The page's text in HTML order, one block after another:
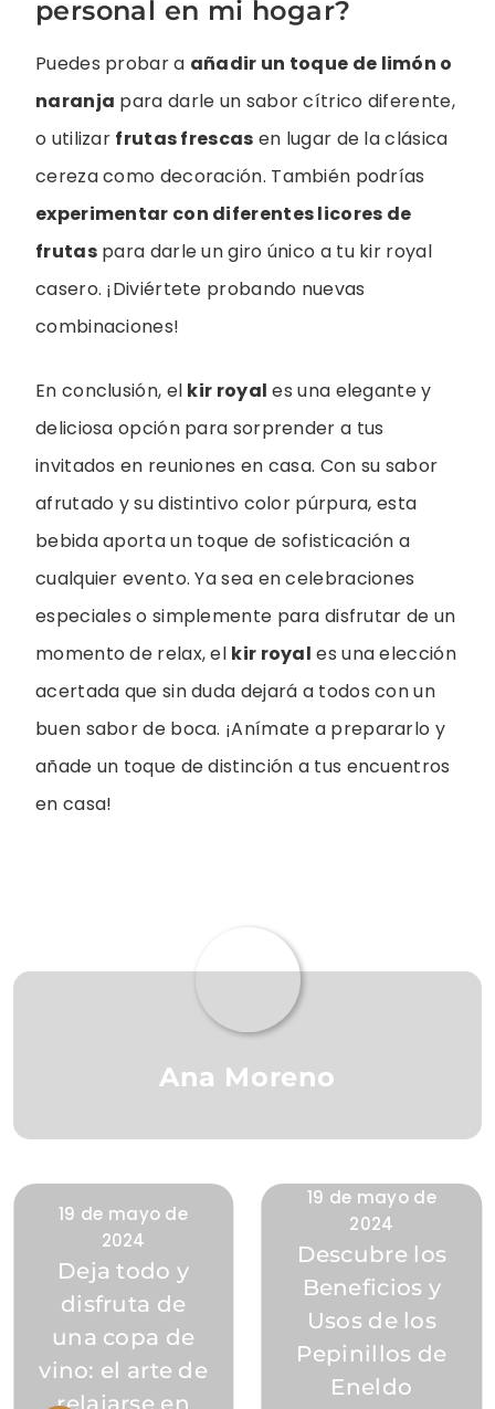
personal en mi hogar?
Puedes probar a añadir un toque de limón o
naranja para darle un sabor cítrico diferente,
o utilizar frutas frescas en lugar de la clásica
cereza como decoración. También podrías
experimentar con diferentes licores de
frutaspara darle un giro único a tu kir royal
casero. ¡Diviértete probando nuevas
combinaciones!
En conclusión, el kir royal es una elegante y
deliciosa opción para sorprender a tus
invitados en reuniones en casa. Con su sabor
afrutado y su distintivo color púrpura, esta
bebida aporta un toque de sofisticación a
cualquier evento. Ya sea en celebraciones
especiales o simplemente para disfrutar de un
momento de relax, el kir royal es una elección
acertada que sin duda dejará a todos con un
buen sabor de boca. ¡Anímate a prepararlo y
añade un toque de distinción a tus encuentros
en casa!
Ana Moreno
19 de mayo de
2024
Deja todo y
disfruta de
una copa de
vino: el arte de
relajarse en
19 de mayo de
2024
Descubre los
Beneficios y
Usos de los
Pepinillos de
Eneldo